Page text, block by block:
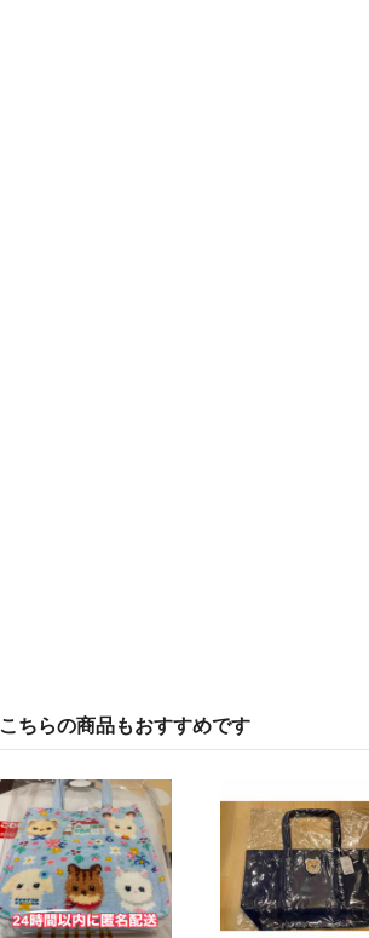
こちらの商品もおすすめです